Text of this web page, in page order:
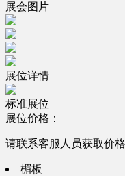
展会图片
展位详情
标准展位
展位价格：
请联系客服人员获取价格
楣板